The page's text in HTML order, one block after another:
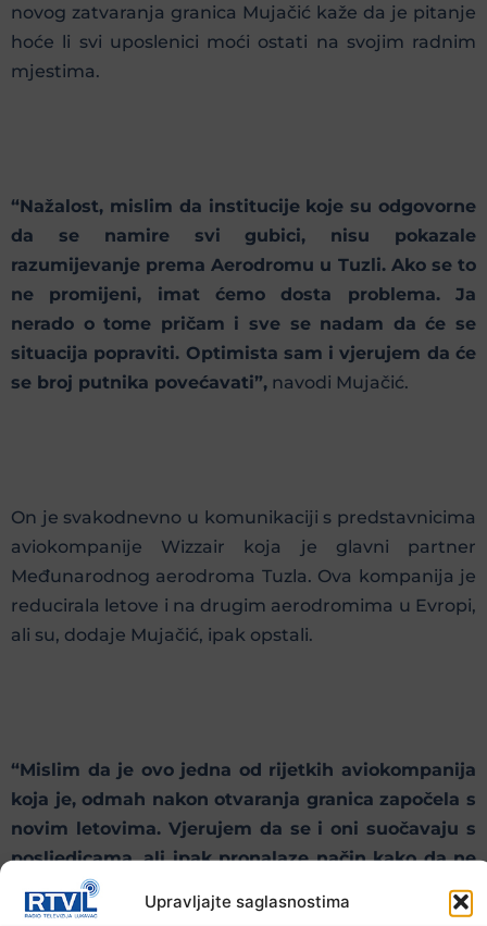
Upravljajte saglasnostima
novog zatvaranja granica Mujačić kaže da je pitanje
hoće li svi uposlenici moći ostati na svojim radnim
mjestima.
“Nažalost, mislim da institucije koje su odgovorne
da se namire svi gubici, nisu pokazale
razumijevanje prema Aerodromu u Tuzli. Ako se to
ne promijeni, imat ćemo dosta problema. Ja
nerado o tome pričam i sve se nadam da će se
situacija popraviti. Optimista sam i vjerujem da će
se broj putnika povećavati”, navodi Mujačić.
On je svakodnevno u komunikaciji s predstavnicima
aviokompanije Wizzair koja je glavni partner
Međunarodnog aerodroma Tuzla. Ova kompanija je
reducirala letove i na drugim aerodromima u Evropi,
ali su, dodaje Mujačić, ipak opstali.
“Mislim da je ovo jedna od rijetkih aviokompanija
koja je, odmah nakon otvaranja granica započela s
novim letovima. Vjerujem da se i oni suočavaju s
posljedicama, ali ipak pronalaze način kako da ne
zaustave rad. Zato, nikako nije dobro da dođe do
zatvaranja granica niti zatvaranja terminala”,